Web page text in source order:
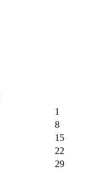
1
8
15
22
29